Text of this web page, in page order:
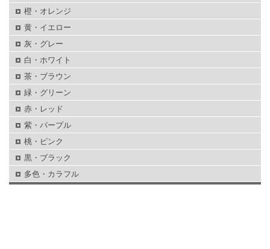
橙・オレンジ
黄・イエロー
灰・グレー
白・ホワイト
茶・ブラウン
緑・グリーン
赤・レッド
紫・パープル
桃・ピンク
黒・ブラック
多色・カラフル